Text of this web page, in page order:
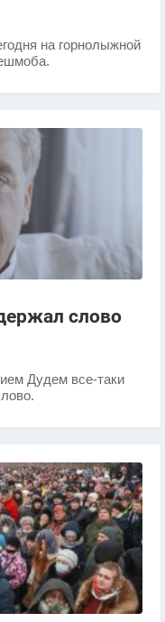
на горнолыжной
слово
Дудем все-таки